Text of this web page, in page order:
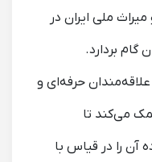
ملی ایران در
گام بردارد.
حرفه‌ای و
می‌کند تا
آن را در قیاس با